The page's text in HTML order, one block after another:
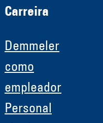
Carreira
Demmeler
como
empleador
Personal